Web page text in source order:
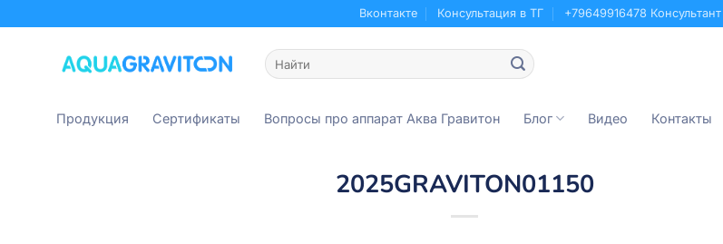
to
Вконтакте Консультация в ТГ +79649916478
Искать:
Продукция Сертификаты Вопросы про аппарат Аква Гравитон Блог Видео Контакты
2025GRAVITON01150